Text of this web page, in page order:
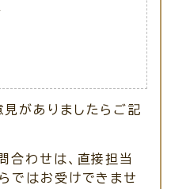
がありましたらご記
合わせは、直接担当
ではお受けできませ